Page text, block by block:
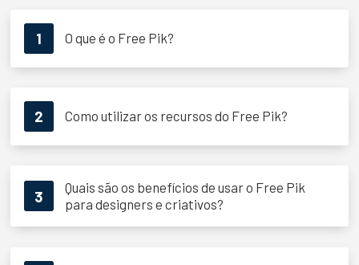
1 O que é o Free Pik?
2 Como utilizar os recursos do Free Pik?
3
Quais são os benefícios de usar o Free Pik
para designers e criativos?